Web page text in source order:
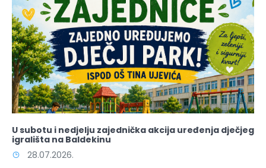
U subotu i nedjelju zajednička akcija uređenja dječjeg
igrališta na Baldekinu
28.07.2026.